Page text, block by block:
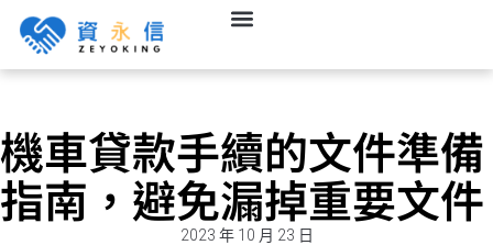
機車貸款手續的文件準備
指南，避免漏掉重要文件
2023 年 10 月 23 日